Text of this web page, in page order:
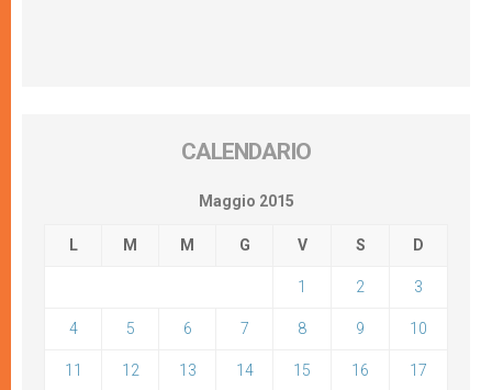
CALENDARIO
Maggio 2015
L M M G V S D
1 2 3
4 5 6 7 8 9 10
11 12 13 14 15 16 17